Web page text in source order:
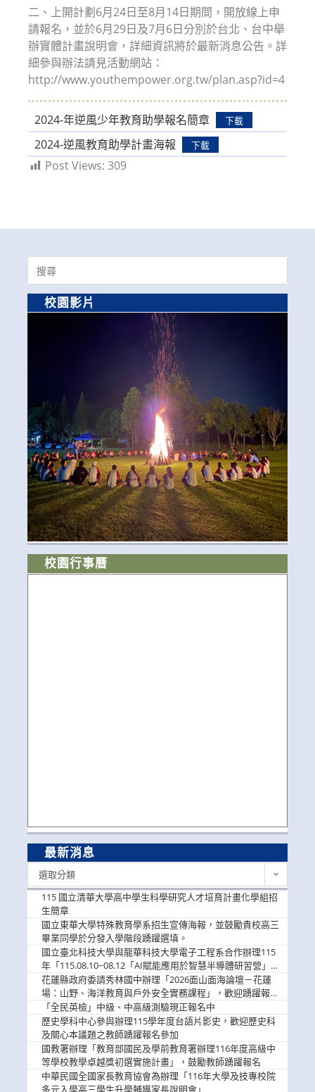
二、上開計劃6月24日至8月14日期間，開放線上申
請報名，並於6月29日及7月6日分別於台北、台中舉
辦實體計畫說明會，詳細資訊將於最新消息公告。詳
細參與辦法請見活動網站：
http://www.youthempower.org.tw/plan.asp?id=4
2024-年逆風少年教育助學報名簡章 下載
2024-逆風教育助學計畫海報 下載
Post Views: 309
Search
for:
校園影片
校園行事曆
最新消息
選取分類
115 國立清華大學高中學生科學研究人才培育計畫化學組招
生簡章
國立東華大學特殊教育學系招生宣傳海報，並鼓勵貴校高三
畢業同學於分發入學階段踴躍選填。
國立臺北科技大學與龍華科技大學電子工程系合作辦理115
年「115.08.10~08.12「AI賦能應用於智慧半導體研習營」，
歡迎學生踴躍報名參加
花蓮縣政府委請秀林國中辦理「2026面山面海論壇－花蓮
場：山野、海洋教育與戶外安全實務課程」，歡迎踴躍報名
參加
「全民英檢」中級、中高級測驗現正報名中
歷史學科中心參與辦理115學年度台語片影史，歡迎歷史科
及關心本議題之教師踴躍報名參加
國教署辦理「教育部國民及學前教育署辦理116年度高級中
等學校教學卓越獎初選實施計畫」，鼓勵教師踴躍報名
中華民國全國家長教育協會為辦理「116年大學及技專校院
多元入學高三學生升學輔導家長說明會」